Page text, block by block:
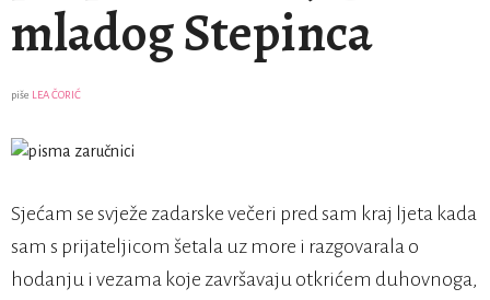
mladog Stepinca
piše LEA ČORIĆ
Sjećam se svježe zadarske večeri pred sam kraj ljeta kada
sam s prijateljicom šetala uz more i razgovarala o
hodanju i vezama koje završavaju otkrićem duhovnoga,